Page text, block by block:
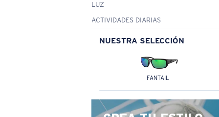
LUZ
ACTIVIDADES DIARIAS
NUESTRA SELECCIÓN
FANTAIL